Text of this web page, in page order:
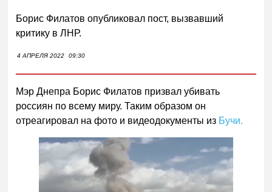
Борис Филатов опубликовал пост, вызвавший
критику в ЛНР.
4 АПРЕЛЯ 2022 09:30
Мэр Днепра Борис Филатов призвал убивать
россиян по всему миру. Таким образом он
отреагировал на фото и видеодокументы из Бучи.